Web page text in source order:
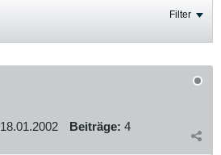
Filter
18.01.2002 Beiträge: 4